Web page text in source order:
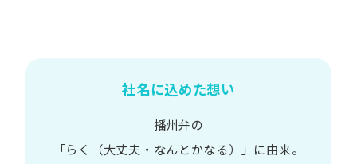
社名に込めた想い
播州弁の
​「らく​（大丈夫・なんとかなる）」に​由来。